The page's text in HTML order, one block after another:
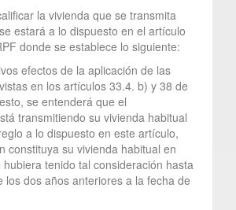
la vivienda que se transmita
estará a lo dispuesto en el artículo
donde se establece lo siguiente:
efectos de la aplicación de las
en los artículos 33.4. b) y 38 de
se entenderá que el
transmitiendo su vivienda habitual
a lo dispuesto en este artículo,
constituya su vivienda habitual en
tenido tal consideración hasta
los dos años anteriores a la fecha de